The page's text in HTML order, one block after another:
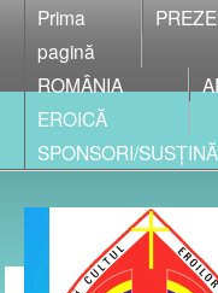
Prima
pagină
ROMÂNIA
EROICĂ
SPONSORI/